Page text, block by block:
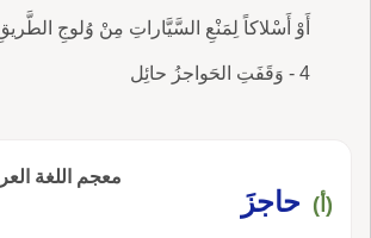
أَوْ أَسْلاكاً لِمَنْعِ السَّيَّاراتِ مِنْ وُلوجِ
4 - وَقَفَتِ الحَواجزُ حائِل
معجم اللغة
(أ) حاجزَ